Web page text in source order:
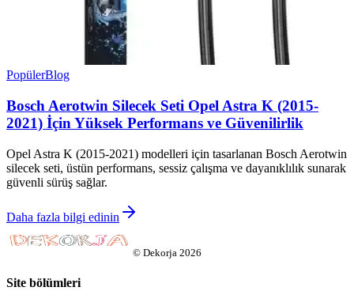
PopülerBlog
Bosch Aerotwin Silecek Seti Opel Astra K (2015-
2021) İçin Yüksek Performans ve Güvenilirlik
Opel Astra K (2015-2021) modelleri için tasarlanan Bosch Aerotwin
silecek seti, üstün performans, sessiz çalışma ve dayanıklılık sunarak
güvenli sürüş sağlar.
Daha fazla bilgi edinin
© Dekorja 2026
Site bölümleri